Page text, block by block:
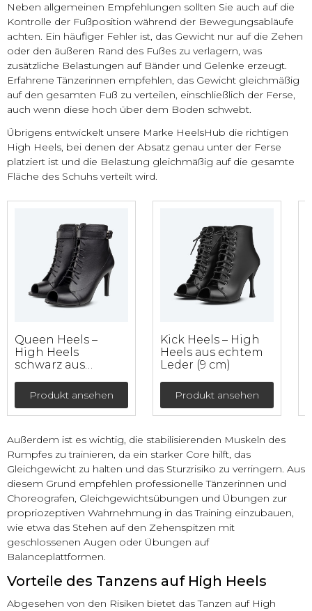
Neben allgemeinen Empfehlungen sollten Sie auch auf die
Kontrolle der Fußposition während der Bewegungsabläufe
achten. Ein häufiger Fehler ist, das Gewicht nur auf die Zehen
oder den äußeren Rand des Fußes zu verlagern, was
zusätzliche Belastungen auf Bänder und Gelenke erzeugt.
Erfahrene Tänzerinnen empfehlen, das Gewicht gleichmäßig
auf den gesamten Fuß zu verteilen, einschließlich der Ferse,
auch wenn diese hoch über dem Boden schwebt.
Übrigens entwickelt unsere Marke HeelsHub die richtigen
High Heels, bei denen der Absatz genau unter der Ferse
platziert ist und die Belastung gleichmäßig auf die gesamte
Fläche des Schuhs verteilt wird.
Queen Heels –
High Heels
schwarz aus
doppelter
Fixierung (9 cm)
Produkt ansehen
Kick Heels – High
Heels aus echtem
Leder (9 cm)
Produkt ansehen
Außerdem ist es wichtig, die stabilisierenden Muskeln des
Rumpfes zu trainieren, da ein starker Core hilft, das
Gleichgewicht zu halten und das Sturzrisiko zu verringern. Aus
diesem Grund empfehlen professionelle Tänzerinnen und
Choreografen, Gleichgewichtsübungen und Übungen zur
propriozeptiven Wahrnehmung in das Training einzubauen,
wie etwa das Stehen auf den Zehenspitzen mit
geschlossenen Augen oder Übungen auf
Balanceplattformen.
Vorteile des Tanzens auf High Heels
Abgesehen von den Risiken bietet das Tanzen auf High